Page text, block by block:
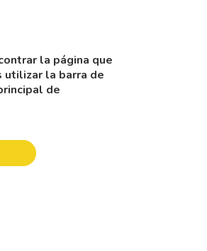
la página que
utilizar la barra de
de